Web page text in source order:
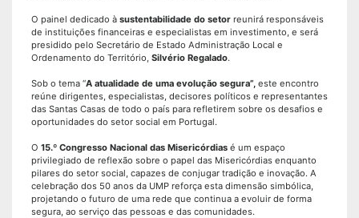
O painel dedicado à sustentabilidade do setor reunirá responsáveis
de instituições financeiras e especialistas em investimento, e será
presidido pelo Secretário de Estado Administração Local e
Ordenamento do Território, Silvério Regalado.
Sob o tema “A atualidade de uma evolução segura”, este encontro
reúne dirigentes, especialistas, decisores políticos e representantes
das Santas Casas de todo o país para refletirem sobre os desafios e
oportunidades do setor social em Portugal.
O 15.º Congresso Nacional das Misericórdias é um espaço
privilegiado de reflexão sobre o papel das Misericórdias enquanto
pilares do setor social, capazes de conjugar tradição e inovação. A
celebração dos 50 anos da UMP reforça esta dimensão simbólica,
projetando o futuro de uma rede que continua a evoluir de forma
segura, ao serviço das pessoas e das comunidades.